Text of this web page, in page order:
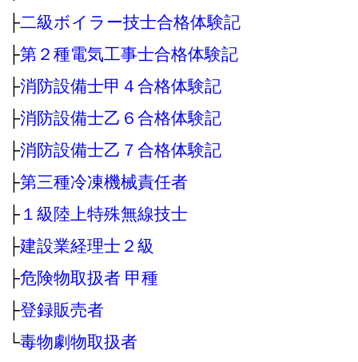
├二級ボイラー技士合格体験記
├第２種電気工事士合格体験記
├消防設備士甲４合格体験記
├消防設備士乙６合格体験記
├消防設備士乙７合格体験記
├第三種冷凍機械責任者
├ １級陸上特殊無線技士
├建設業経理士２級
├危険物取扱者 甲種
├登録販売者
└毒物劇物取扱者